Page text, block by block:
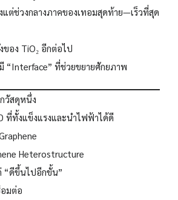
ต่ช่วงกลางภาคของเทอมสุดท้าย—เร็วที่สุด
อง TiO₂ อีกต่อไป
“Interface” ที่ช่วยขยายศักยภาพ
วัสดุหนึ่ง
ที่ทั้งแข็งแรงและนำไฟฟ้าได้ดี
Heterostructure
“ดีขึ้นไปอีกขั้น”
อมต่อ